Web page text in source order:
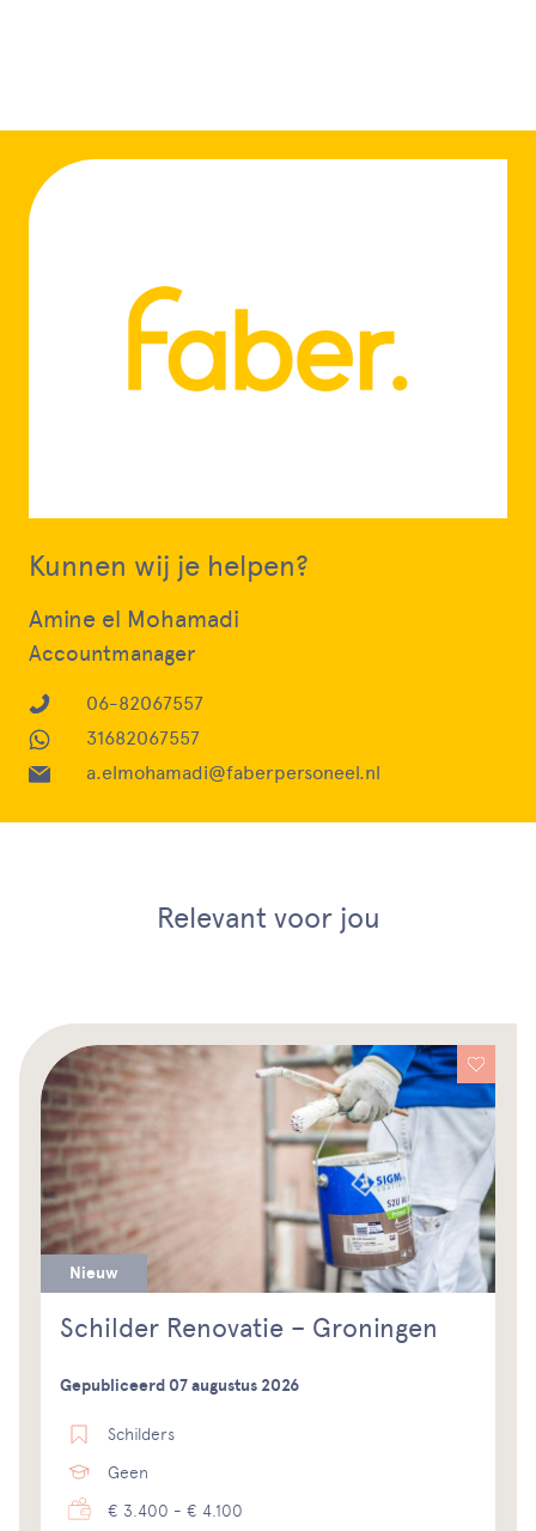
Kunnen wij je helpen?
Amine el Mohamadi
Accountmanager
06-82067557
31682067557
a.elmohamadi@faberpersoneel.nl
Relevant voor jou
Nieuw
Schilder Renovatie – Groningen
Gepubliceerd 07 augustus 2026
Schilders
Geen
€ 3.400 - € 4.100